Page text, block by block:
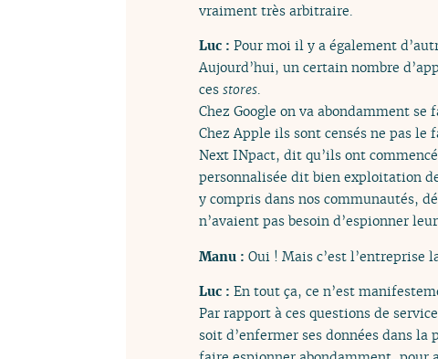
vraiment très arbitraire.
Luc : Pour moi il y a également
Aujourd’hui, un certain nombre
ces stores.
Chez Google on va abondamment
Chez Apple ils sont censés ne pas le
Next INpact, dit qu’ils ont
personnalisée dit bien exploitation
y compris dans nos communautés,
n’avaient pas besoin d’espionner
Manu : Oui ! Mais c’est l’entreprise
Luc : En tout ça, ce n’est
Par rapport à ces questions de
soit d’enfermer ses données dans